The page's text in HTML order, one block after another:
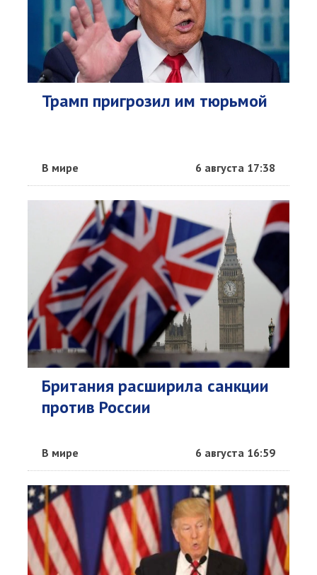
Трамп пригрозил им тюрьмой
В мире 6 августа 17:38
Британия расширила санкции
против России
В мире 6 августа 16:59